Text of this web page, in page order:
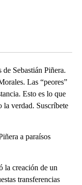
Sebastián Piñera.
Las “peores”
Esto es lo que
la verdad. Suscríbete
a paraísos
la creación de un
transferencias